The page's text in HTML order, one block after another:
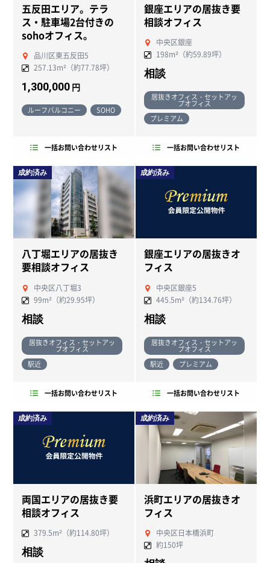
五反田エリア。テラ
ス・駐車場2台付きの
sohoオフィス。
品川区東五反田5
257.13m²（約77.78坪）
1,300,000 円
ルーフバルコニー SOHO
一括お問い合わせリスト
銀座エリアの居抜き要
相談オフィス
中央区銀座
198m²（約59.89坪）
相談
居抜きオフィス・セットアッ
プオフィス
プレミアム
一括お問い合わせリスト
成約済み
八丁堀エリアの居抜き
要相談オフィス
中央区八丁堀3
99m²（約29.95坪）
相談
居抜きオフィス・セットアッ
プオフィス
駅近
一括お問い合わせリスト
成約済み
銀座エリアの居抜きオ
フィス
中央区銀座5
445.5m²（約134.76坪）
相談
居抜きオフィス・セットアッ
プオフィス
駅近
プレミアム
一括お問い合わせリスト
成約済み
両国エリアの居抜き要
相談オフィス
379.5m²（約114.80坪）
相談
成約済み
浜町エリアの居抜きオ
フィス
中央区日本橋浜町
約150坪